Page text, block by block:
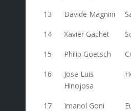
13 Davide Magnini
14 Xavier Gachet
15 Philip Goetsch
16
Jose Luis
Hinojosa
17 Imanol Goni